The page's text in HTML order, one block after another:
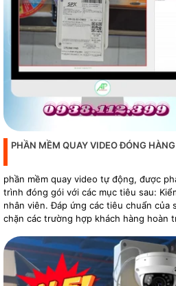
PHẦN MỀM QUAY VIDEO ĐÓNG HÀNG
phần mềm quay video tự động, được
trình đóng gói với các mục tiêu sau:
nhân viên. Đáp ứng các tiêu chuẩn của
chặn các trường hợp khách hàng hoàn